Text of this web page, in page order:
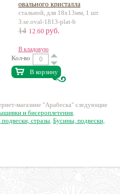
овального кристалла
стальной, для 18х13мм, 1 шт
3.se.oval-1813-plat-b
14 12.60 руб.
В кладовую
Кол-во
В корзину
магазине "Арабеска" следующие
и бисероплетения,
стразы, Бусины, подвески,